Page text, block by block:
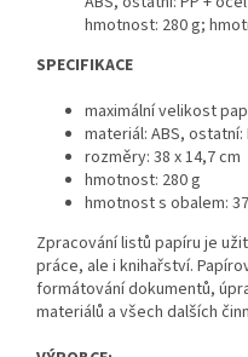
hmotnost: 280 g;
SPECIFIKACE
maximální velikost
materiál: ABS, ostatní:
rozměry: 38 x 14,7 cm
hmotnost: 280 g
hmotnost s obalem:
Zpracování listů papíru je
práce, ale i knihařství.
formátování dokumentů,
materiálů a všech dalších